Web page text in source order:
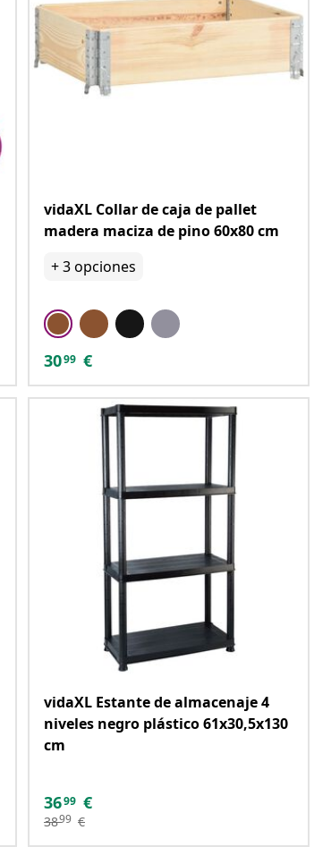
vidaXL Collar de caja de pallet
madera maciza de pino 60x80 cm
+3opciones
3099 €
vidaXL Estante de almacenaje 4
niveles negro plástico 61x30,5x130
cm
3699 €
3899 €